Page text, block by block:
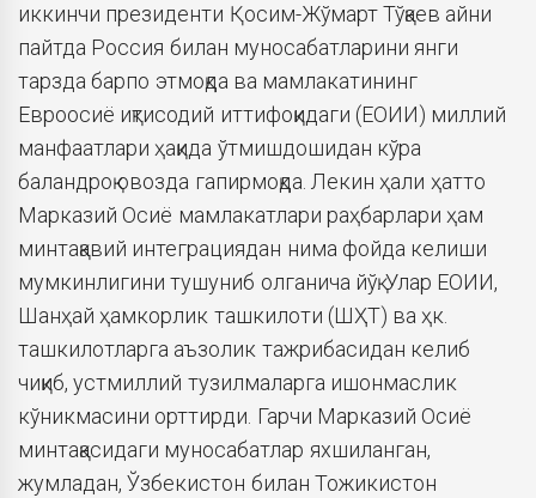
иккинчи президенти Қосим-Жўмарт Тўқаев айни
пайтда Россия билан муносабатларини янги
тарзда барпо этмоқда ва мамлакатининг
Евроосиё иқтисодий иттифоқидаги (ЕОИИ) миллий
манфаатлари ҳақида ўтмишдошидан кўра
баландроқ овозда гапирмоқда. Лекин ҳали ҳатто
Марказий Осиё мамлакатлари раҳбарлари ҳам
минтақавий интеграциядан нима фойда келиши
мумкинлигини тушуниб олганича йўқ. Улар ЕОИИ,
Шанҳай ҳамкорлик ташкилоти (ШҲТ) ва ҳк.
ташкилотларга аъзолик тажрибасидан келиб
чиқиб, устмиллий тузилмаларга ишонмаслик
кўникмасини орттирди. Гарчи Марказий Осиё
минтақасидаги муносабатлар яхшиланган,
жумладан, Ўзбекистон билан Тожикистон